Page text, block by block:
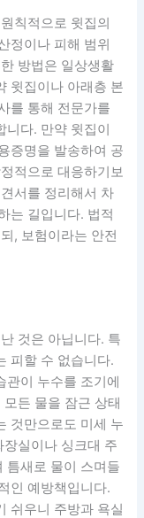
칙적으로 윗집의
정이나 피해 범위
방법은 일상생활
윗집이나 아래층 본
를 통해 전문가를
니다. 만약 윗집이
증명을 발송하여 공
적으로 대응하기보
서를 정리해서 차
는 길입니다. 법적
, 보험이라는 안전
것은 아닙니다. 특
피할 수 없습니다.
관이 누수를 조기에
든 물을 잠근 상태
것만으로도 미세 누
실이나 싱크대 주
틈새로 물이 스며들
인 예방책입니다.
쉬우니 주방과 욕실